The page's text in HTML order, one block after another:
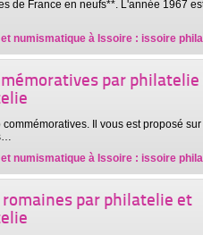
de France en neufs**. L'année 1967
numismatique à Issoire : issoire
par philatelie
Il vous est proposé sur
numismatique à Issoire : issoire
romaines par philatelie et